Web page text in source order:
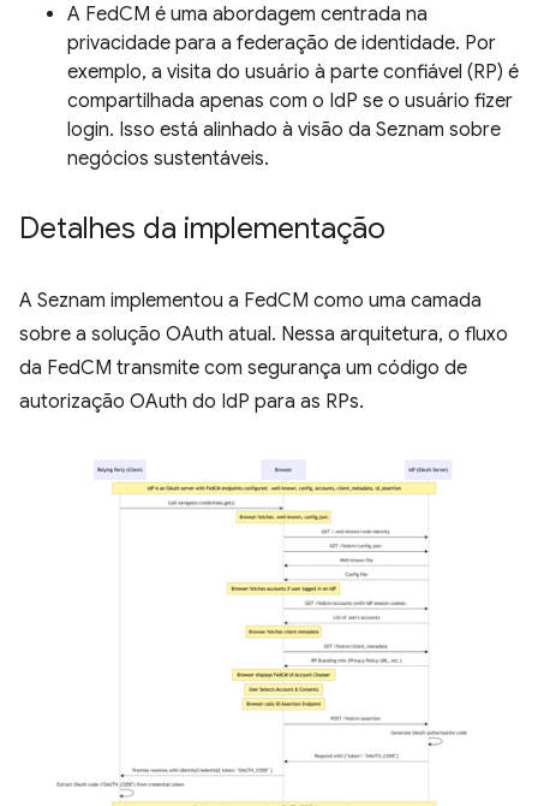
A FedCM é uma abordagem centrada na
privacidade para a federação de identidade. Por
exemplo, a visita do usuário à parte confiável (RP) é
compartilhada apenas com o IdP se o usuário fizer
login. Isso está alinhado à visão da Seznam sobre
negócios sustentáveis.
Detalhes da implementação
A Seznam implementou a FedCM como uma camada
sobre a solução OAuth atual. Nessa arquitetura, o fluxo
da FedCM transmite com segurança um código de
autorização OAuth do IdP para as RPs.